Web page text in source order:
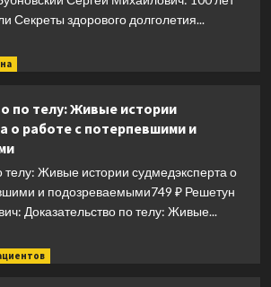
Секреты здорового долголетия...
по телу: Живые истории
о работе с потерпевшими и
телу: Живые истории судмедэксперта о
и подозреваемыми749 ₽ Решетун
Доказательство по телу: Живые...